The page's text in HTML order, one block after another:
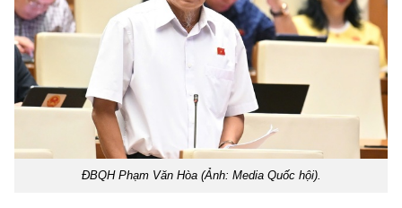
ĐBQH Phạm Văn Hòa (Ảnh: Media Quốc hội).